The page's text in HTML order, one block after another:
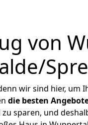
von
wir sind hier, um
die besten
sparen, und